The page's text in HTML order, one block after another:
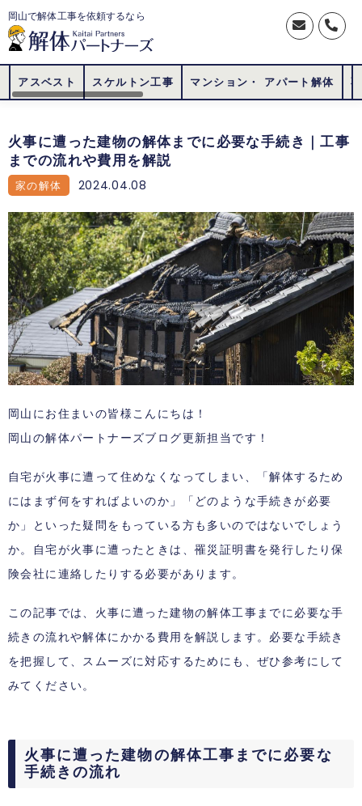
岡山で解体工事を依頼するなら
アスベスト スケルトン工事 マンション・ アパート解体
火事に遭った建物の解体までに必要な手続き｜工事
までの流れや費用を解説
家の解体 2024.04.08
岡山にお住まいの皆様こんにちは！
岡山の解体パートナーズブログ更新担当です！
自宅が火事に遭って住めなくなってしまい、「解体するため
にはまず何をすればよいのか」「どのような手続きが必要
か」といった疑問をもっている方も多いのではないでしょう
か。自宅が火事に遭ったときは、罹災証明書を発行したり保
険会社に連絡したりする必要があります。
この記事では、火事に遭った建物の解体工事までに必要な手
続きの流れや解体にかかる費用を解説します。必要な手続き
を把握して、スムーズに対応するためにも、ぜひ参考にして
みてください。
火事に遭った建物の解体工事までに必要な
手続きの流れ